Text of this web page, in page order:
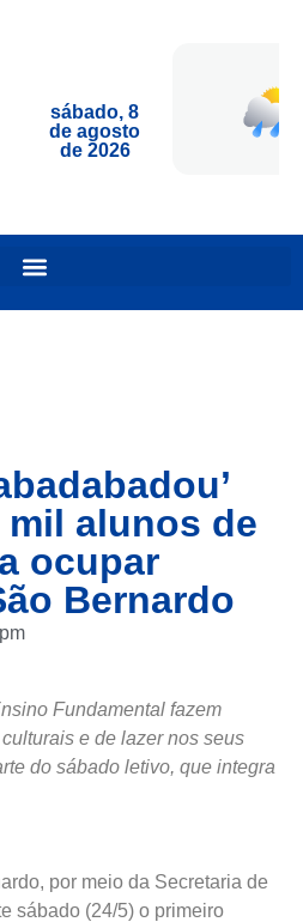
sábado, 8
de agosto
de 2026
mil alunos de
ocupar
Bernardo
Fundamental fazem
e de lazer nos seus
do sábado letivo, que integra
por meio da Secretaria de
sábado (24/5) o primeiro